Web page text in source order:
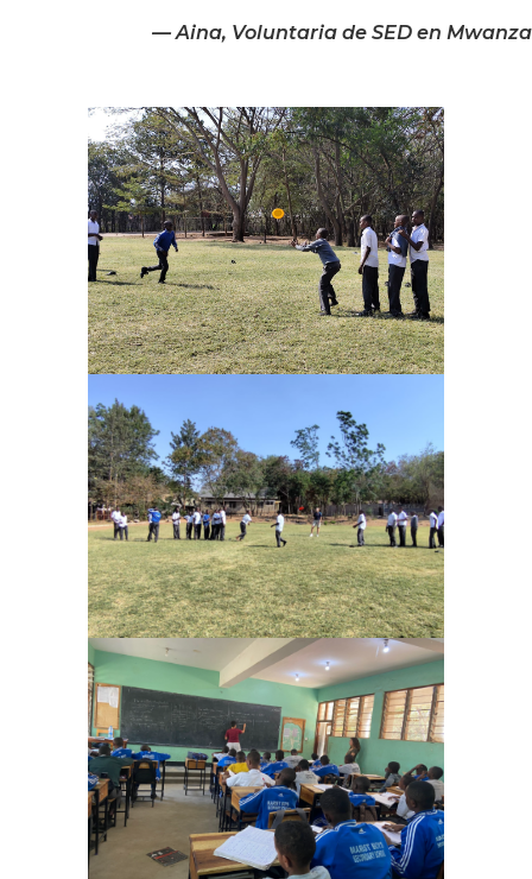
— Aina, Voluntaria de SED en Mwanza